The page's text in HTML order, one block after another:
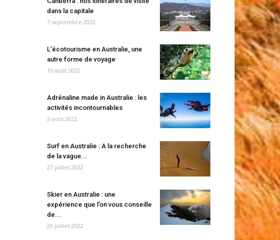
dans la capitale
7 septembre 2022
L’écotourisme en Australie, une
autre forme de voyage
10 août 2022
Adrénaline made in Australie : les
activités incontournables
3 août 2022
Surf en Australie : A la recherche
de la vague...
27 juillet 2022
Skier en Australie : une
expérience que l’on vous conseille
de...
20 juillet 2022